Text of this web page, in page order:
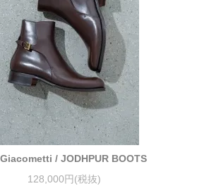
/ JODHPUR BOOTS
128,000円(税抜)